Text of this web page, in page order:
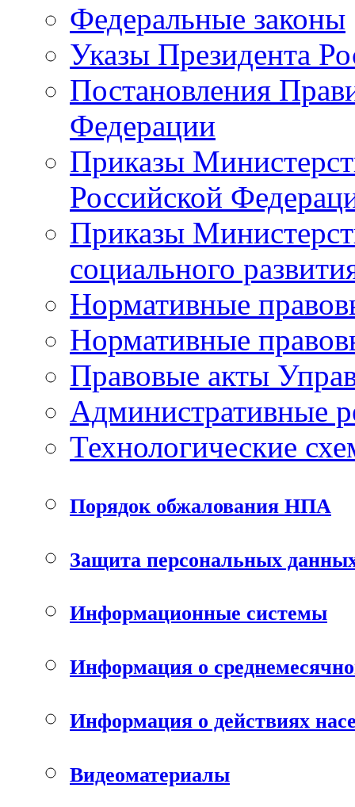
Федеральные законы
Указы Президента
Постановления
Федерации
Приказы
Российской
Приказы
социального
Нормативные
Нормативные
Правовые акты
Административные
Технологические
Порядок обжалования НПА
Защита персональных
Информационные системы
Информация о
Информация о действиях
Видеоматериалы